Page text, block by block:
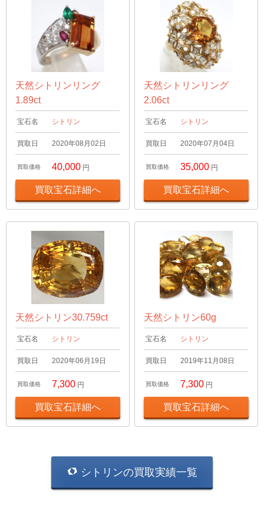
天然シトリンリング
1.89ct
宝石名 シトリン
買取日 2020年08月02日
買取価格 40,000 円
買取宝石詳細へ
天然シトリンリング
2.06ct
宝石名 シトリン
買取日 2020年07月04日
買取価格 35,000 円
買取宝石詳細へ
天然シトリン30.759ct
宝石名 シトリン
買取日 2020年06月19日
買取価格 7,300 円
買取宝石詳細へ
天然シトリン60g
宝石名 シトリン
買取日 2019年11月08日
買取価格 7,300 円
買取宝石詳細へ
シトリンの買取実績一覧